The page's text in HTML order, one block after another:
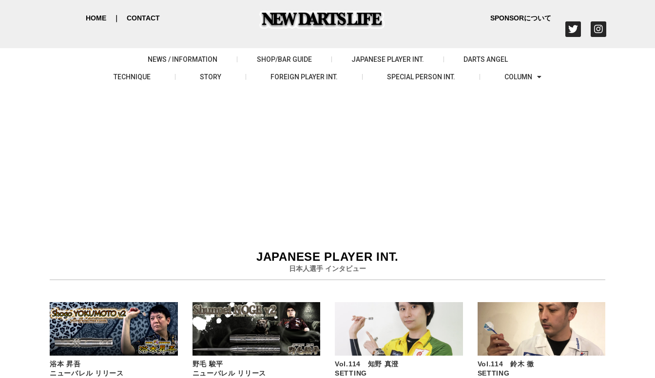
HOME CONTACT SPONSORについて
NEWS / INFORMATION SHOP/BAR GUIDE JAPANESE PLAYER INT. DARTS ANGEL
TECHNIQUE STORY FOREIGN PLAYER INT. SPECIAL PERSON INT. COLUMN
JAPANESE PLAYER INT.
日本人選手 インタビュー
浴本 昇吾
ニューバレル リリース
野毛 駿平
ニューバレル リリース
Vol.114 知野 真澄
SETTING
Vol.114 鈴木 徹
SETTING